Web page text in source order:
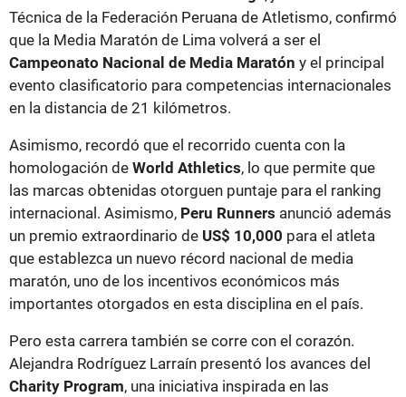
Técnica de la Federación Peruana de Atletismo, confirmó
que la Media Maratón de Lima volverá a ser el
Campeonato Nacional de Media Maratón y el principal
evento clasificatorio para competencias internacionales
en la distancia de 21 kilómetros.
Asimismo, recordó que el recorrido cuenta con la
homologación de World Athletics, lo que permite que
las marcas obtenidas otorguen puntaje para el ranking
internacional. Asimismo, Peru Runners anunció además
un premio extraordinario de US$ 10,000 para el atleta
que establezca un nuevo récord nacional de media
maratón, uno de los incentivos económicos más
importantes otorgados en esta disciplina en el país.
Pero esta carrera también se corre con el corazón.
Alejandra Rodríguez Larraín presentó los avances del
Charity Program, una iniciativa inspirada en las